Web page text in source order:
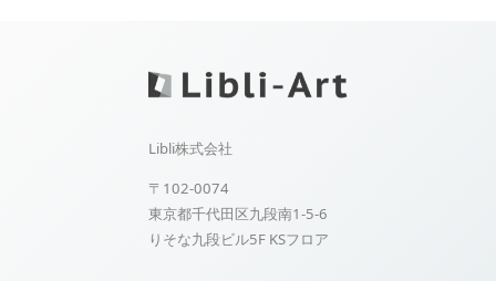
Libli株式会社
〒102-0074
東京都千代田区九段南1-5-6
りそな九段ビル5F KSフロア